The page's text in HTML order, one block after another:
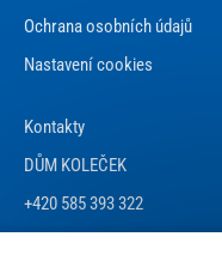
Ochrana osobních údajů
Nastavení cookies
Kontakty
DŮM KOLEČEK
+420 585 393 322